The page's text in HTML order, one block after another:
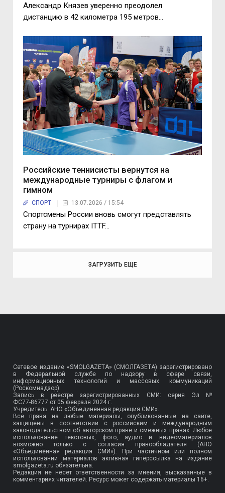
Александр Князев уверенно преодолел
дистанцию в 42 километра 195 метров…
Российские теннисисты вернутся на
международные турниры с флагом и
гимном
СПОРТ 13.07.2026 / 15:54
Спортсмены России вновь смогут представлять
страну на турнирах ITTF...
ЗАГРУЗИТЬ ЕЩЕ
Сетевое издание «SMOLGAZETA» (СМОЛГАЗЕТА) зарегистрировано
в Федеральной службе по надзору в сфере связи,
информационных технологий и массовых коммуникаций
(Роскомнадзор).
Запись в реестре зарегистрированных СМИ: серия Эл №
ФС77-86777 от 05 февраля 2024 г.
Учредитель: АНО «Объединенная редакция СМИ».
Все права на любые материалы, опубликованные на сайте,
защищены в соответствии с российским и международным
законодательством об авторском праве и смежных правах. Любое
использование текстовых, фото, аудио и видеоматериалов
возможно только с согласия правообладателя (АНО
«Объединённая редакция СМИ»). При частичном или полном
использовании материалов активная гиперссылка на издание
smolgazeta.ru обязательна.
Редакция не несет ответственности за мнения, высказанные в
комментариях читателей. Ресурс может содержать материалы 16+.